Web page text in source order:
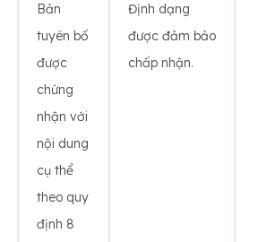
Bản
tuyên bố
được
chứng
nhận với
nội dung
cụ thể
theo quy
định 8
Định dạng
được đảm bảo
chấp nhận.